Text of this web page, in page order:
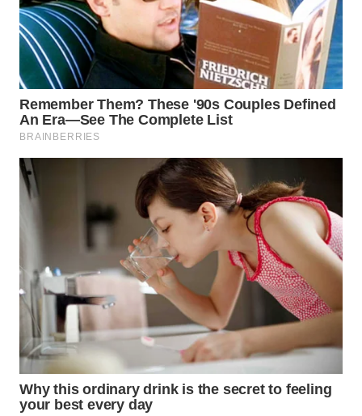
WN
KARO
WN
SIMALUNGUN
WN
LABUHANBATU
WN DELI
SERDANG
WN
TEBING
TINGGI